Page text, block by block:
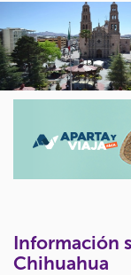
Información
Chihuahua